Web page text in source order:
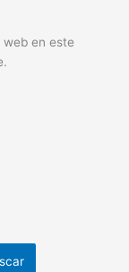
en este